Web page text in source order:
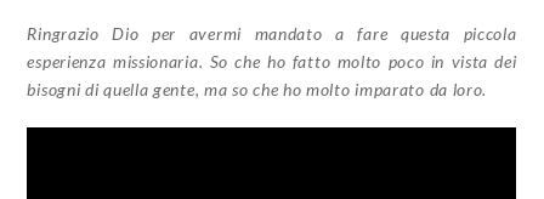
Ringrazio Dio per avermi mandato a fare questa piccola
esperienza missionaria. So che ho fatto molto poco in vista dei
bisogni di quella gente, ma so che ho molto imparato da loro.